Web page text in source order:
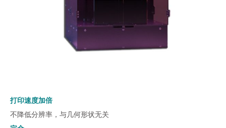
打印速度加倍
不降低分辨率，与几何形状无关